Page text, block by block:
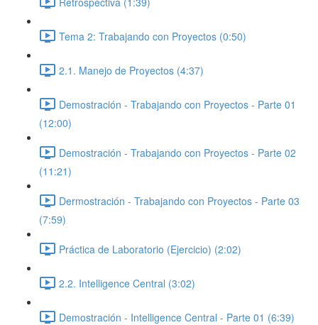
Tema 2: Trabajando con Proyectos (0:50)
2.1. Manejo de Proyectos (4:37)
Demostración - Trabajando con Proyectos - Parte 01
(12:00)
Demostración - Trabajando con Proyectos - Parte 02
(11:21)
Dermostración - Trabajando con Proyectos - Parte 03
(7:59)
Práctica de Laboratorio (Ejercicio) (2:02)
2.2. Intelligence Central (3:02)
Demostración - Intelligence Central - Parte 01 (6:39)